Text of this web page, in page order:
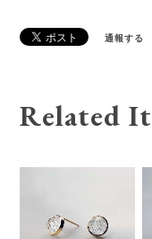
通報する
Related